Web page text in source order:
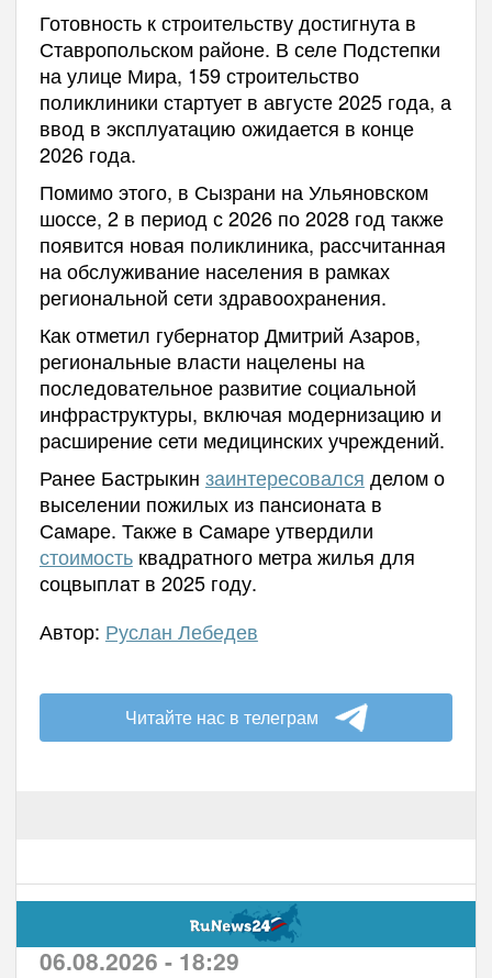
Готовность к строительству достигнута в
Ставропольском районе. В селе Подстепки
на улице Мира, 159 строительство
поликлиники стартует в августе 2025 года, а
ввод в эксплуатацию ожидается в конце
2026 года.
Помимо этого, в Сызрани на Ульяновском
шоссе, 2 в период с 2026 по 2028 год также
появится новая поликлиника, рассчитанная
на обслуживание населения в рамках
региональной сети здравоохранения.
Как отметил губернатор Дмитрий Азаров,
региональные власти нацелены на
последовательное развитие социальной
инфраструктуры, включая модернизацию и
расширение сети медицинских учреждений.
Ранее Бастрыкин заинтересовался делом о
выселении пожилых из пансионата в
Самаре. Также в Самаре утвердили
стоимостьквадратного метра жилья для
соцвыплат в 2025 году.
Автор: Руслан Лебедев
Читайте нас в телеграм
06.08.2026 - 18:29